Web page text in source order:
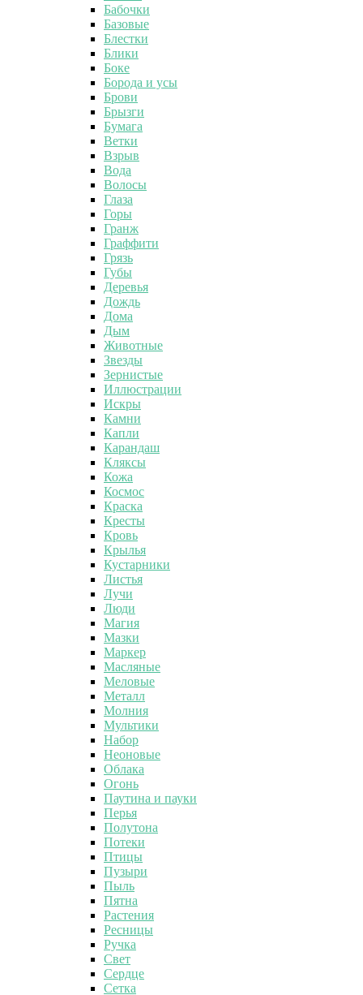
Бабочки
Базовые
Блестки
Блики
Боке
Борода и усы
Брови
Брызги
Бумага
Ветки
Взрыв
Вода
Волосы
Глаза
Горы
Гранж
Граффити
Грязь
Губы
Деревья
Дождь
Дома
Дым
Животные
Звезды
Зернистые
Иллюстрации
Искры
Камни
Капли
Карандаш
Кляксы
Кожа
Космос
Краска
Кресты
Кровь
Крылья
Кустарники
Листья
Лучи
Люди
Магия
Мазки
Маркер
Масляные
Меловые
Металл
Молния
Мультики
Набор
Неоновые
Облака
Огонь
Паутина и пауки
Перья
Полутона
Потеки
Птицы
Пузыри
Пыль
Пятна
Растения
Ресницы
Ручка
Свет
Сердце
Сетка